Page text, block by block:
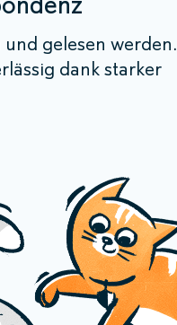
gelesen werden.
dank starker